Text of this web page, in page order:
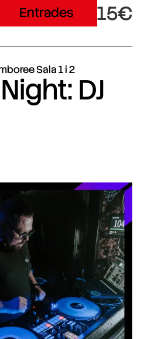
Entrades 15€
Sala 1 i 2
DJ